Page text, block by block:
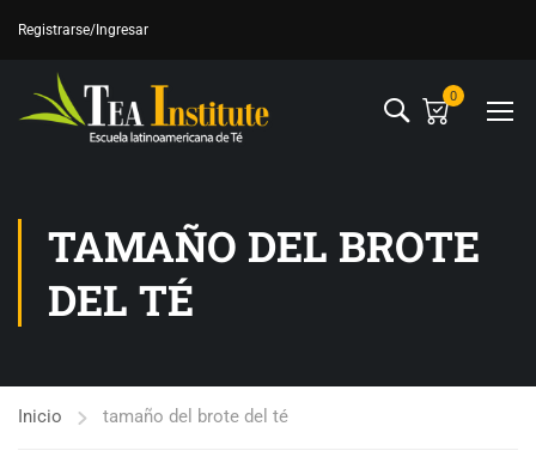
Registrarse/Ingresar
0
TAMAÑO DEL BROTE
DEL TÉ
Inicio tamaño del brote del té